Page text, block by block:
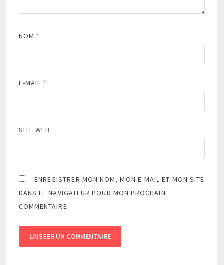
NOM *
E-MAIL *
SITE WEB
ENREGISTRER MON NOM, MON E-MAIL ET MON SITE
DANS LE NAVIGATEUR POUR MON PROCHAIN
COMMENTAIRE.